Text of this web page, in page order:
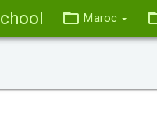
Maroc